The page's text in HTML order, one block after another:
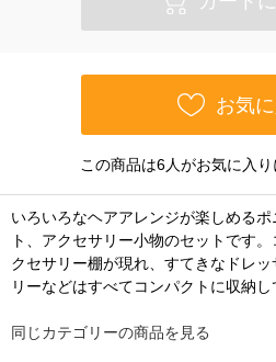
お気
この商品は6人がお気に入り
いろいろなヘアアレンジが楽しめる
ト、アクセサリー小物のセットです
クセサリー棚が現れ、すてきなドレ
リーなどはすべてコンパクトに収納し
同じカテゴリーの商品を見る